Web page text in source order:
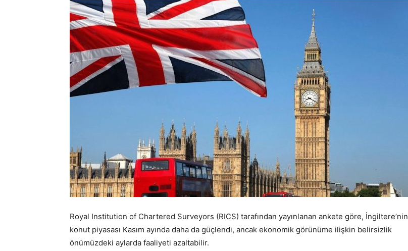
Royal Institution of Chartered Surveyors (RICS) tarafından yayınlanan ankete göre, İngiltere’nin
konut piyasası Kasım ayında daha da güçlendi, ancak ekonomik görünüme ilişkin belirsizlik
önümüzdeki aylarda faaliyeti azaltabilir.